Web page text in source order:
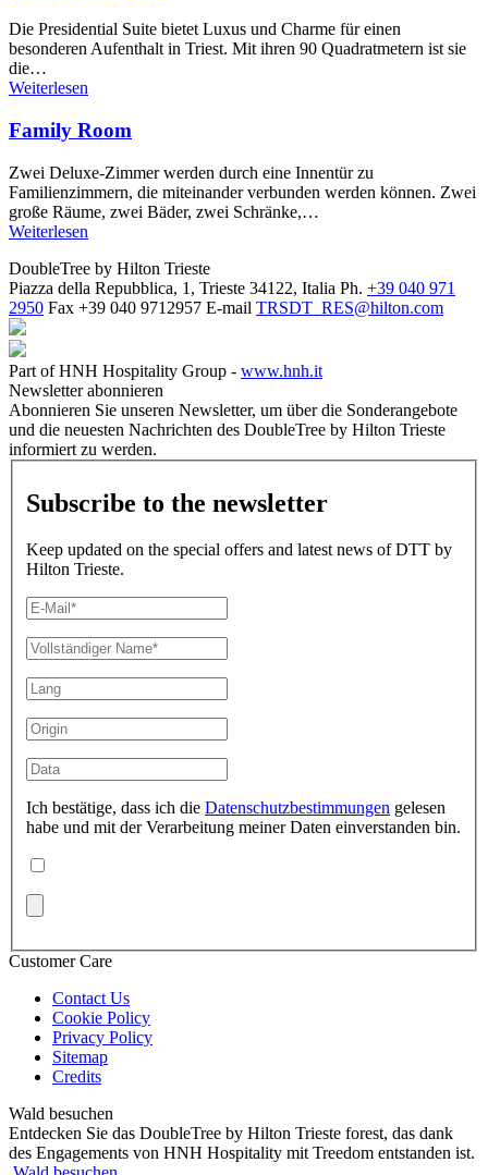
Die Presidential Suite bietet Luxus und Charme für einen
besonderen Aufenthalt in Triest. Mit ihren 90 Quadratmetern ist sie
die…
Weiterlesen
Family Room
Zwei Deluxe-Zimmer werden durch eine Innentür zu
Familienzimmern, die miteinander verbunden werden können. Zwei
große Räume, zwei Bäder, zwei Schränke,…
Weiterlesen
DoubleTree by Hilton Trieste
Piazza della Repubblica, 1, Trieste 34122, Italia Ph. +39 040 971
2950 Fax +39 040 9712957 E-mail TRSDT_RES@hilton.com
Part of HNH Hospitality Group - www.hnh.it
Newsletter abonnieren
Abonnieren Sie unseren Newsletter, um über die Sonderangebote
und die neuesten Nachrichten des DoubleTree by Hilton Trieste
informiert zu werden.
Subscribe to the newsletter
Keep updated on the special offers and latest news of DTT by
Hilton Trieste.
Ich bestätige, dass ich die Datenschutzbestimmungen gelesen
habe und mit der Verarbeitung meiner Daten einverstanden bin.
Customer Care
Contact Us
Cookie Policy
Privacy Policy
Sitemap
Credits
Wald besuchen
Entdecken Sie das DoubleTree by Hilton Trieste forest, das dank
des Engagements von HNH Hospitality mit Treedom entstanden ist.